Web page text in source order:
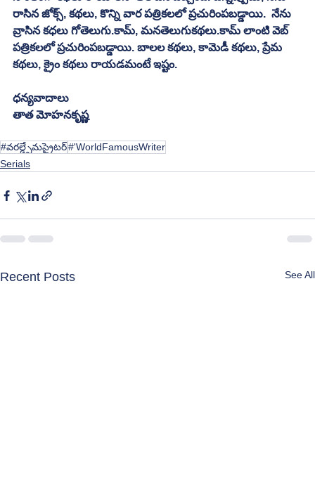
రాసిన జోక్స్, కథలు, కొన్ని వార పత్రికలలో ప్రచురింపబడ్డాయి.  నేను
వ్రాసిన కధలు గోతెలుగు.కామ్, మనతెలుగుకథలు.కామ్ లాంటి వెబ్
పత్రికలలో ప్రచురింపబడ్డాయి. బాలల కథలు, కామెడీ కథలు, ప్రేమ
కథలు, క్రైం కథలు రాయడమంటే ఇష్టం.
ధన్యవాదాలు
తాత మోహనకృష్ణ
#వరల్డ్ఫేమస్రైటర్#'WorldFamousWriter
Serials
Recent Posts See All